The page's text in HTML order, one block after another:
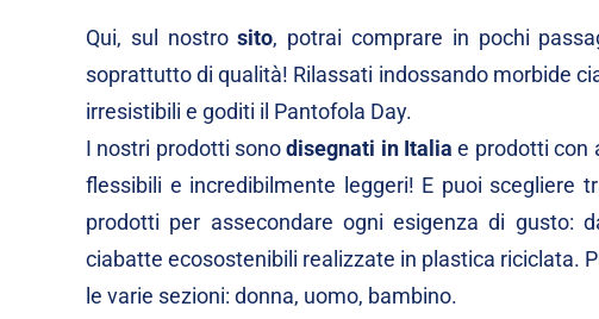
Qui, sul nostrosito, potrai comprare in pochi
soprattutto di qualità! Rilassati indossando morbide
irresistibili e goditi il Pantofola Day.
I nostri prodotti sonodisegnati in Italia e prodotti con
flessibili e incredibilmente leggeri! E puoi scegliere
prodotti per assecondare ogni esigenza di gusto:
ciabatte ecosostenibili realizzate in plastica riciclata.
le varie sezioni: donna, uomo, bambino.